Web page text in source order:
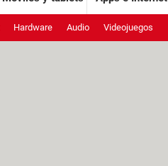
Hardware Audio Videojuegos